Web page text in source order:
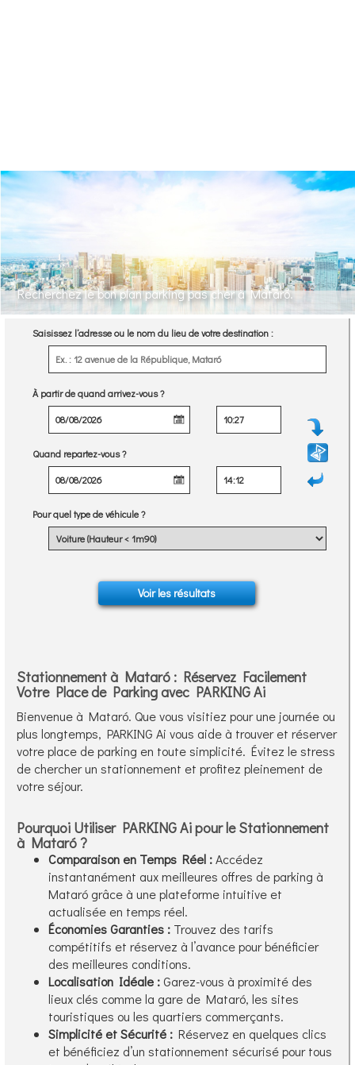
Recherchez le bon plan parking pas cher à Mataró.
Saisissez l’adresse ou le nom du lieu de votre destination :
À partir de quand arrivez-vous ?
Quand repartez-vous ?
Pour quel type de véhicule ?
Stationnement à Mataró : Réservez Facilement
Votre Place de Parking avec PARKING Ai
Bienvenue à Mataró. Que vous visitiez pour une journée ou
plus longtemps, PARKING Ai vous aide à trouver et réserver
votre place de parking en toute simplicité. Évitez le stress
de chercher un stationnement et profitez pleinement de
votre séjour.
Pourquoi Utiliser PARKING Ai pour le Stationnement
à Mataró ?
Comparaison en Temps Réel :Accédez
instantanément aux meilleures offres de parking à
Mataró grâce à une plateforme intuitive et
actualisée en temps réel.
Économies Garanties : Trouvez des tarifs
compétitifs et réservez à l’avance pour bénéficier
des meilleures conditions.
Localisation Idéale :Garez-vous à proximité des
lieux clés comme la gare de Mataró, les sites
touristiques ou les quartiers commerçants.
Simplicité et Sécurité : Réservez en quelques clics
et bénéficiez d’un stationnement sécurisé pour tous